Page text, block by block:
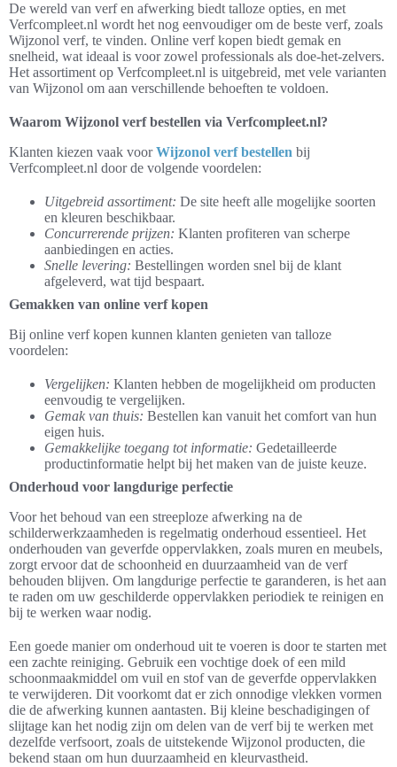
De wereld van verf en afwerking biedt talloze opties, en met
Verfcompleet.nl wordt het nog eenvoudiger om de beste verf, zoals
Wijzonol verf, te vinden. Online verf kopen biedt gemak en
snelheid, wat ideaal is voor zowel professionals als doe-het-zelvers.
Het assortiment op Verfcompleet.nl is uitgebreid, met vele varianten
van Wijzonol om aan verschillende behoeften te voldoen.
Waarom Wijzonol verf bestellen via Verfcompleet.nl?
Klanten kiezen vaak voorWijzonol verf bestellen bij
Verfcompleet.nl door de volgende voordelen:
Uitgebreid assortiment: De site heeft alle mogelijke soorten
en kleuren beschikbaar.
Concurrerende prijzen: Klanten profiteren van scherpe
aanbiedingen en acties.
Snelle levering: Bestellingen worden snel bij de klant
afgeleverd, wat tijd bespaart.
Gemakken van online verf kopen
Bij online verf kopen kunnen klanten genieten van talloze
voordelen:
Vergelijken: Klanten hebben de mogelijkheid om producten
eenvoudig te vergelijken.
Gemak van thuis: Bestellen kan vanuit het comfort van hun
eigen huis.
Gemakkelijke toegang tot informatie: Gedetailleerde
productinformatie helpt bij het maken van de juiste keuze.
Onderhoud voor langdurige perfectie
Voor het behoud van een streeploze afwerking na de
schilderwerkzaamheden is regelmatig onderhoud essentieel. Het
onderhouden van geverfde oppervlakken, zoals muren en meubels,
zorgt ervoor dat de schoonheid en duurzaamheid van de verf
behouden blijven. Om langdurige perfectie te garanderen, is het aan
te raden om uw geschilderde oppervlakken periodiek te reinigen en
bij te werken waar nodig.
Een goede manier om onderhoud uit te voeren is door te starten met
een zachte reiniging. Gebruik een vochtige doek of een mild
schoonmaakmiddel om vuil en stof van de geverfde oppervlakken
te verwijderen. Dit voorkomt dat er zich onnodige vlekken vormen
die de afwerking kunnen aantasten. Bij kleine beschadigingen of
slijtage kan het nodig zijn om delen van de verf bij te werken met
dezelfde verfsoort, zoals de uitstekende Wijzonol producten, die
bekend staan om hun duurzaamheid en kleurvastheid.